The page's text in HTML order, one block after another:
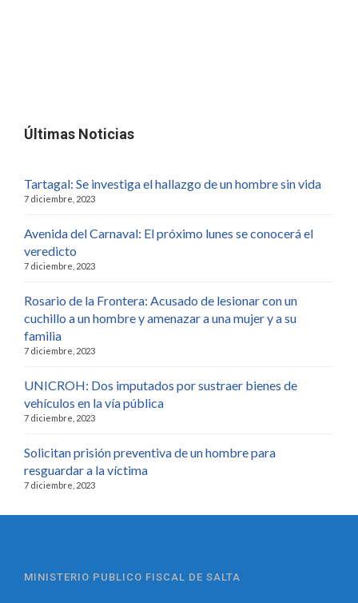
Últimas Noticias
Tartagal: Se investiga el hallazgo de un hombre sin vida
7 diciembre, 2023
Avenida del Carnaval: El próximo lunes se conocerá el
veredicto
7 diciembre, 2023
Rosario de la Frontera: Acusado de lesionar con un
cuchillo a un hombre y amenazar a una mujer y a su
familia
7 diciembre, 2023
UNICROH: Dos imputados por sustraer bienes de
vehículos en la vía pública
7 diciembre, 2023
Solicitan prisión preventiva de un hombre para
resguardar a la víctima
7 diciembre, 2023
MINISTERIO PUBLICO FISCAL DE SALTA